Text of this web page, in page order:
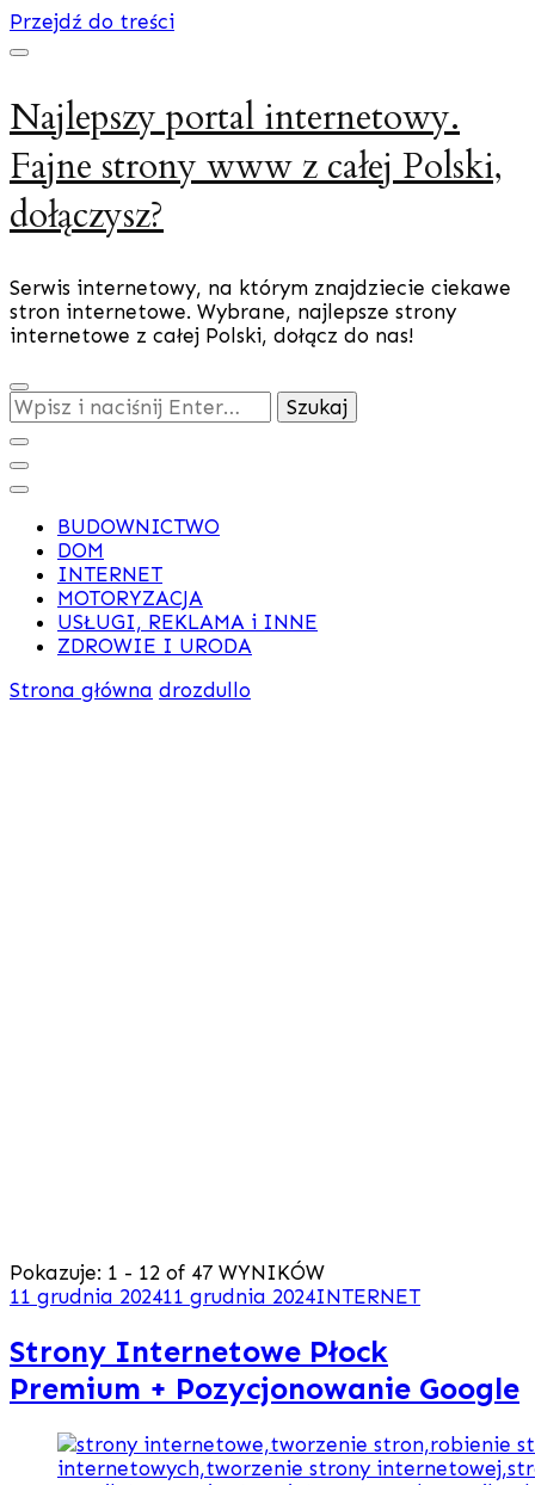
Przejdź do treści
Najlepszy portal internetowy.
Fajne strony www z całej Polski,
dołączysz?
Serwis internetowy, na którym znajdziecie ciekawe
stron internetowe. Wybrane, najlepsze strony
internetowe z całej Polski, dołącz do nas!
Szukasz
czegoś?
BUDOWNICTWO
DOM
INTERNET
MOTORYZACJA
USŁUGI, REKLAMA i INNE
ZDROWIE I URODA
Strona główna drozdullo
Pokazuje: 1 - 12 of 47 WYNIKÓW
11 grudnia 202411 grudnia 2024INTERNET
Strony Internetowe Płock
Premium + Pozycjonowanie Google